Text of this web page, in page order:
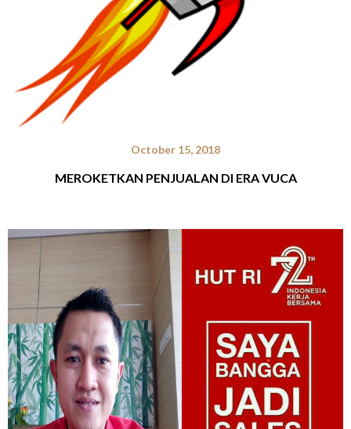
October 15, 2018
MEROKETKAN PENJUALAN DI ERA VUCA